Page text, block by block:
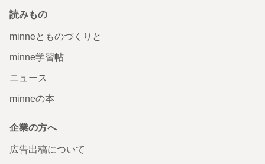
読みもの
minneとものづくりと
minne学習帖
ニュース
minneの本
企業の方へ
広告出稿について